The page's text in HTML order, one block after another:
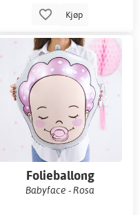
Kjøp
Folieballong
Babyface - Rosa